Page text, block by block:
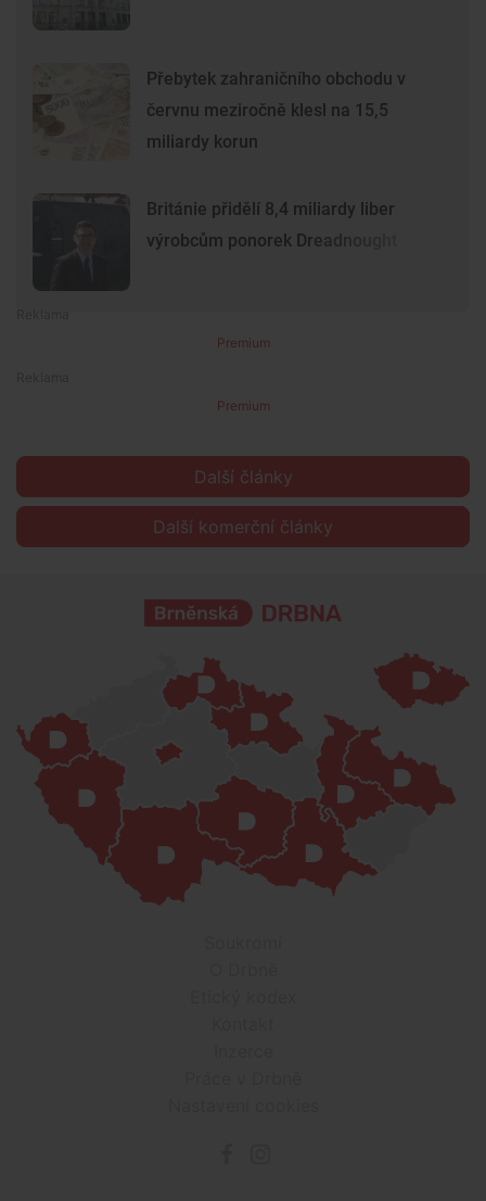
Přebytek zahraničního obchodu v
červnu meziročně klesl na 15,5
miliardy korun
Británie přidělí 8,4 miliardy liber
výrobcům ponorek Dreadnought
Premium
Premium
Další články
Další komerční články